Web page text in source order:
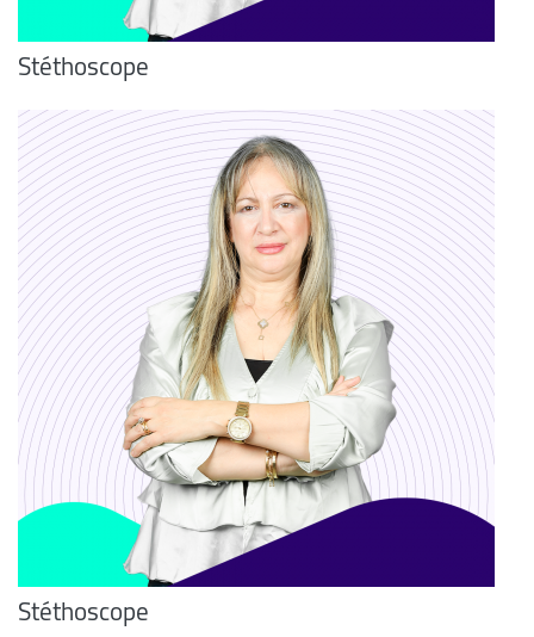
Stéthoscope
Stéthoscope